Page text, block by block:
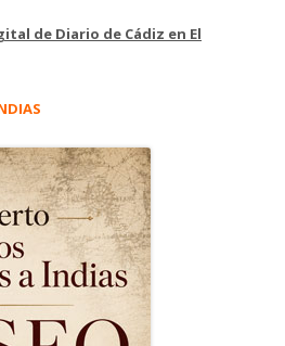
de Diario de Cádiz en El